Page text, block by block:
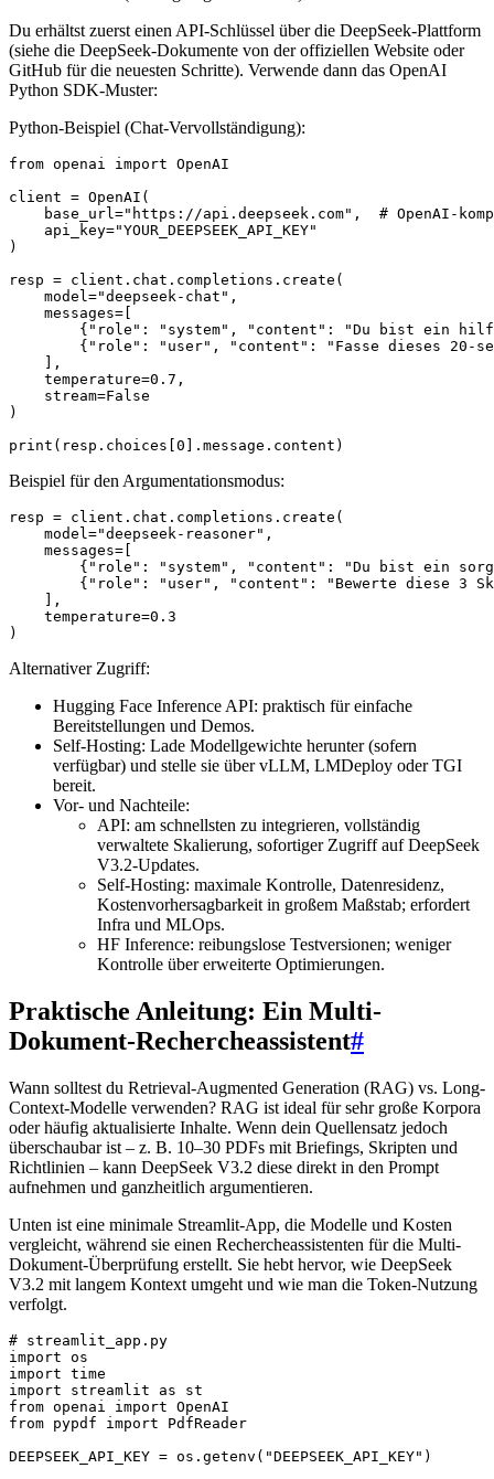
Du erhältst zuerst einen API-Schlüssel über die DeepSeek-Plattform
(siehe die DeepSeek-Dokumente von der offiziellen Website oder
GitHub für die neuesten Schritte). Verwende dann das OpenAI
Python SDK-Muster:
Python-Beispiel (Chat-Vervollständigung):
from openai import OpenAI
client = OpenAI(
base_url="https://api.deepseek.com",  # OpenAI-
    api_key="YOUR_DEEPSEEK_API_KEY"
)
resp = client.chat.completions.create(
    model="deepseek-chat",
    messages=[
{"role": "system", "content": "Du bist ein
{"role": "user", "content": "Fasse dieses 20-
    ],
    temperature=0.7,
    stream=False
)
Beispiel für den Argumentationsmodus:
resp = client.chat.completions.create(
    model="deepseek-reasoner",
    messages=[
{"role": "system", "content": "Du bist ein
{"role": "user", "content": "Bewerte diese 3
    ],
    temperature=0.3
Alternativer Zugriff:
Hugging Face Inference API: praktisch für einfache
Bereitstellungen und Demos.
Self-Hosting: Lade Modellgewichte herunter (sofern
verfügbar) und stelle sie über vLLM, LMDeploy oder TGI
bereit.
Vor- und Nachteile:
API: am schnellsten zu integrieren, vollständig
verwaltete Skalierung, sofortiger Zugriff auf DeepSeek
V3.2-Updates.
Self-Hosting: maximale Kontrolle, Datenresidenz,
Kostenvorhersagbarkeit in großem Maßstab; erfordert
Infra und MLOps.
HF Inference: reibungslose Testversionen; weniger
Kontrolle über erweiterte Optimierungen.
Praktische Anleitung: Ein Multi-
Dokument-Rechercheassistent#
Wann solltest du Retrieval-Augmented Generation (RAG) vs. Long-
Context-Modelle verwenden? RAG ist ideal für sehr große Korpora
oder häufig aktualisierte Inhalte. Wenn dein Quellensatz jedoch
überschaubar ist – z. B. 10–30 PDFs mit Briefings, Skripten und
Richtlinien – kann DeepSeek V3.2 diese direkt in den Prompt
aufnehmen und ganzheitlich argumentieren.
Unten ist eine minimale Streamlit-App, die Modelle und Kosten
vergleicht, während sie einen Rechercheassistenten für die Multi-
Dokument-Überprüfung erstellt. Sie hebt hervor, wie DeepSeek
V3.2 mit langem Kontext umgeht und wie man die Token-Nutzung
verfolgt.
# streamlit_app.py
import os
import time
import streamlit as st
from openai import OpenAI
from pypdf import PdfReader
DEEPSEEK_API_KEY = os.getenv("DEEPSEEK_API_KEY")